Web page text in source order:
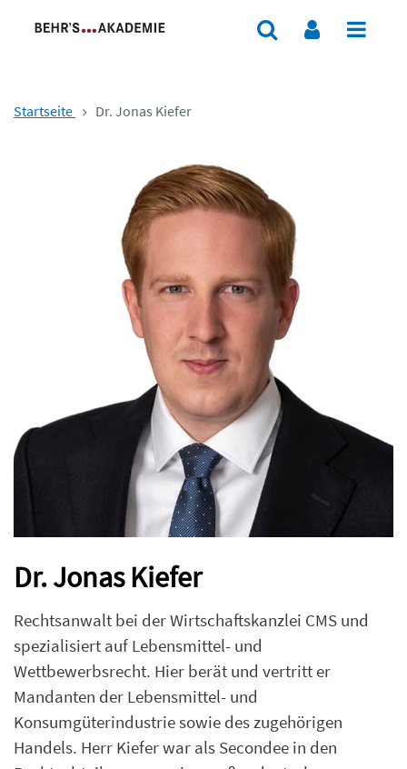
Startseite Dr. Jonas Kiefer
Dr. Jonas Kiefer
Rechtsanwalt bei der Wirtschaftskanzlei CMS und
spezialisiert auf Lebensmittel- und
Wettbewerbsrecht. Hier berät und vertritt er
Mandanten der Lebensmittel- und
Konsumgüterindustrie sowie des zugehörigen
Handels. Herr Kiefer war als Secondee in den